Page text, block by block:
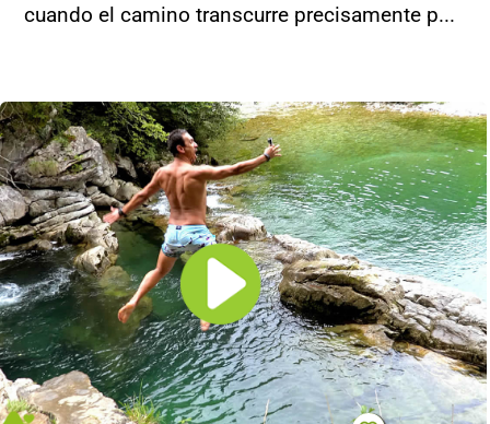
cuando el camino transcurre precisamente p...